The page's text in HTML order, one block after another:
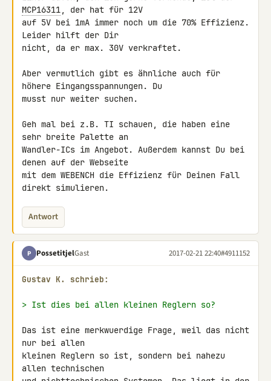
MCP16311, der hat für 12V
auf 5V bei 1mA immer noch um die 70% Effizienz.
Leider hilft der Dir
nicht, da er max. 30V verkraftet.
Aber vermutlich gibt es ähnliche auch für
höhere Eingangsspannungen. Du
musst nur weiter suchen.
Geh mal bei z.B. TI schauen, die haben eine
sehr breite Palette an
Wandler-ICs im Angebot. Außerdem kannst Du bei
denen auf der Webseite
mit dem WEBENCH die Effizienz für Deinen Fall
direkt simulieren.
Antwort
P PossetitjelGast 2017-02-21 22:40#4911152
Gustav K. schrieb:
> Ist dies bei allen kleinen Reglern so?
Das ist eine merkwuerdige Frage, weil das nicht
nur bei allen
kleinen Reglern so ist, sondern bei nahezu
allen technischen